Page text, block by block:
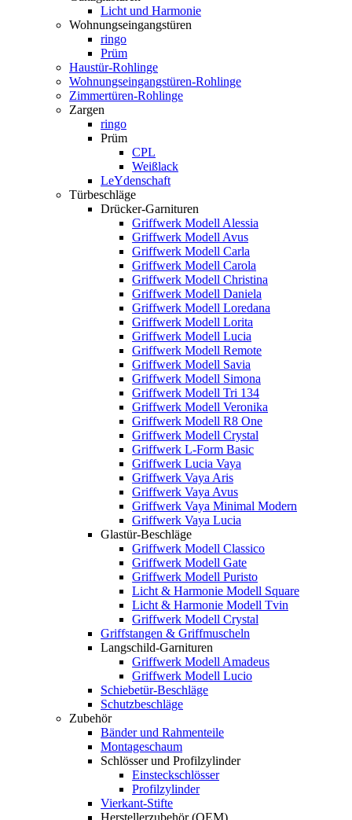
Licht und Harmonie
Wohnungseingangstüren
ringo
Prüm
Haustür-Rohlinge
Wohnungseingangstüren-Rohlinge
Zimmertüren-Rohlinge
Zargen
ringo
Prüm
CPL
Weißlack
LeYdenschaft
Türbeschläge
Drücker-Garnituren
Griffwerk Modell Alessia
Griffwerk Modell Avus
Griffwerk Modell Carla
Griffwerk Modell Carola
Griffwerk Modell Christina
Griffwerk Modell Daniela
Griffwerk Modell Loredana
Griffwerk Modell Lorita
Griffwerk Modell Lucia
Griffwerk Modell Remote
Griffwerk Modell Savia
Griffwerk Modell Simona
Griffwerk Modell Tri 134
Griffwerk Modell Veronika
Griffwerk Modell R8 One
Griffwerk Modell Crystal
Griffwerk L-Form Basic
Griffwerk Lucia Vaya
Griffwerk Vaya Aris
Griffwerk Vaya Avus
Griffwerk Vaya Minimal Modern
Griffwerk Vaya Lucia
Glastür-Beschläge
Griffwerk Modell Classico
Griffwerk Modell Gate
Griffwerk Modell Puristo
Licht & Harmonie Modell Square
Licht & Harmonie Modell Tvin
Griffwerk Modell Crystal
Griffstangen & Griffmuscheln
Langschild-Garnituren
Griffwerk Modell Amadeus
Griffwerk Modell Lucio
Schiebetür-Beschläge
Schutzbeschläge
Zubehör
Bänder und Rahmenteile
Montageschaum
Schlösser und Profilzylinder
Einsteckschlösser
Profilzylinder
Vierkant-Stifte
Herstellerzubehör (OEM)